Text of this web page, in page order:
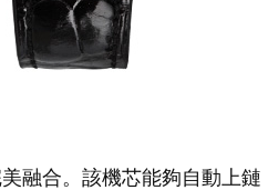
融合。該機芯能夠自動上鏈